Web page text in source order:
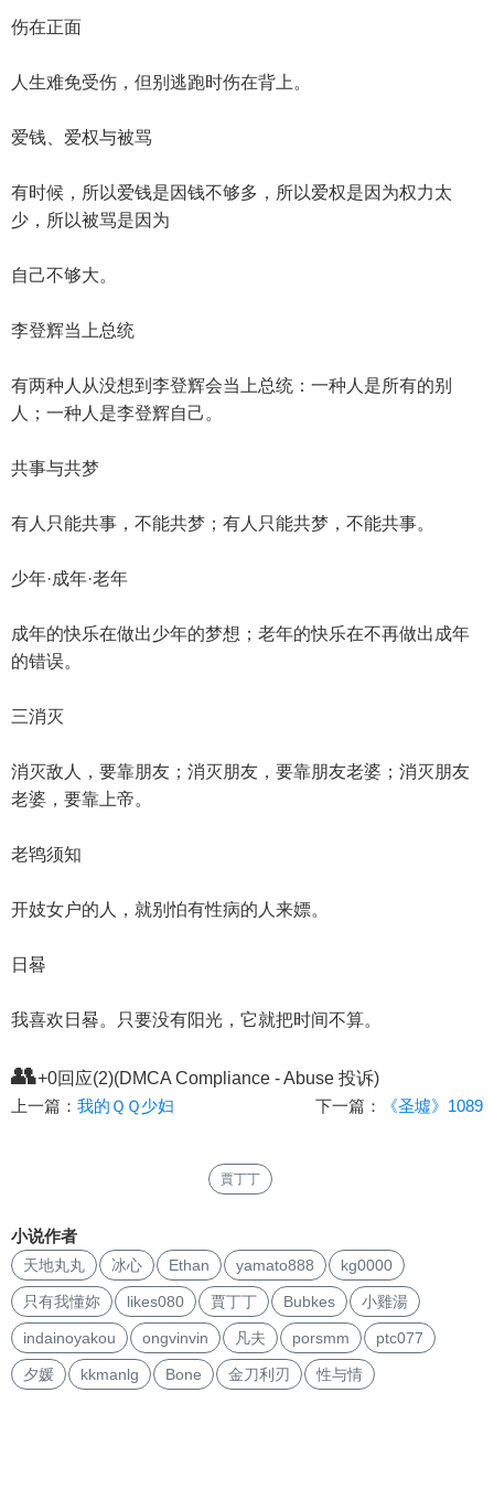
伤在正面
人生难免受伤，但别逃跑时伤在背上。
爱钱、爱权与被骂
有时候，所以爱钱是因钱不够多，所以爱权是因为权力太
少，所以被骂是因为
自己不够大。
李登辉当上总统
有两种人从没想到李登辉会当上总统：一种人是所有的别
人；一种人是李登辉自己。
共事与共梦
有人只能共事，不能共梦；有人只能共梦，不能共事。
少年·成年·老年
成年的快乐在做出少年的梦想；老年的快乐在不再做出成年
的错误。
三消灭
消灭敌人，要靠朋友；消灭朋友，要靠朋友老婆；消灭朋友
老婆，要靠上帝。
老鸨须知
开妓女户的人，就别怕有性病的人来嫖。
日晷
我喜欢日晷。只要没有阳光，它就把时间不算。
👥+0回应(2)(DMCA Compliance - Abuse 投诉)
上一篇： 我的ＱＱ少妇 下一篇： 《圣墟》1089
賈丁丁
小说作者
天地丸丸 冰心 Ethan yamato888 kg0000
只有我懂妳 likes080 賈丁丁 Bubkes 小雞湯
indainoyakou ongvinvin 凡夫 porsmm ptc077
夕媛 kkmanlg Bone 金刀利刃 性与情